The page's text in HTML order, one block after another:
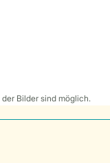
Bilder sind möglich.